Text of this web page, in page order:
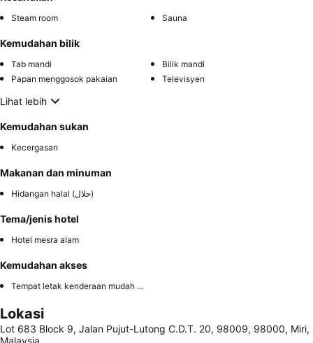
Steam room Sauna
Kemudahan bilik
Tab mandi
Bilik mandi
Papan menggosok pakaian
Televisyen
Lihat lebih
Kemudahan sukan
Kecergasan
Makanan dan minuman
Hidangan halal (حلال)
Tema/jenis hotel
Hotel mesra alam
Kemudahan akses
Tempat letak kenderaan mudah diakses
Lokasi
Lot 683 Block 9, Jalan Pujut-Lutong C.D.T. 20, 98009, 98000, Miri,
Malaysia